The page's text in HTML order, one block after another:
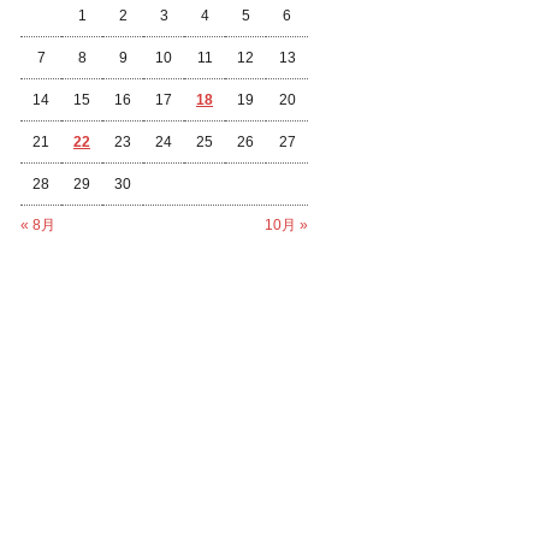
« 8月 10月 »
1 2 3 4 5 6
7 8 9 10 11 12 13
14 15 16 17 18 19 20
21 22 23 24 25 26 27
28 29 30